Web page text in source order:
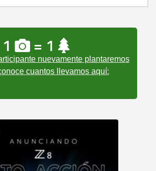
1 = 1
nuevamente plantaremos
cuantos llevamos aquí: